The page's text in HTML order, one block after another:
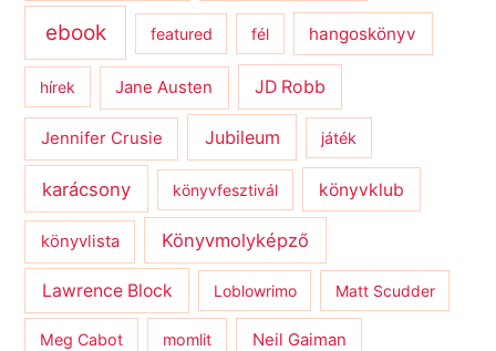
ebook featured fél hangoskönyv
hírek Jane Austen JD Robb
Jennifer Crusie Jubileum játék
karácsony könyvfesztivál könyvklub
könyvlista Könyvmolyképző
Lawrence Block Loblowrimo Matt Scudder
Meg Cabot momlit Neil Gaiman